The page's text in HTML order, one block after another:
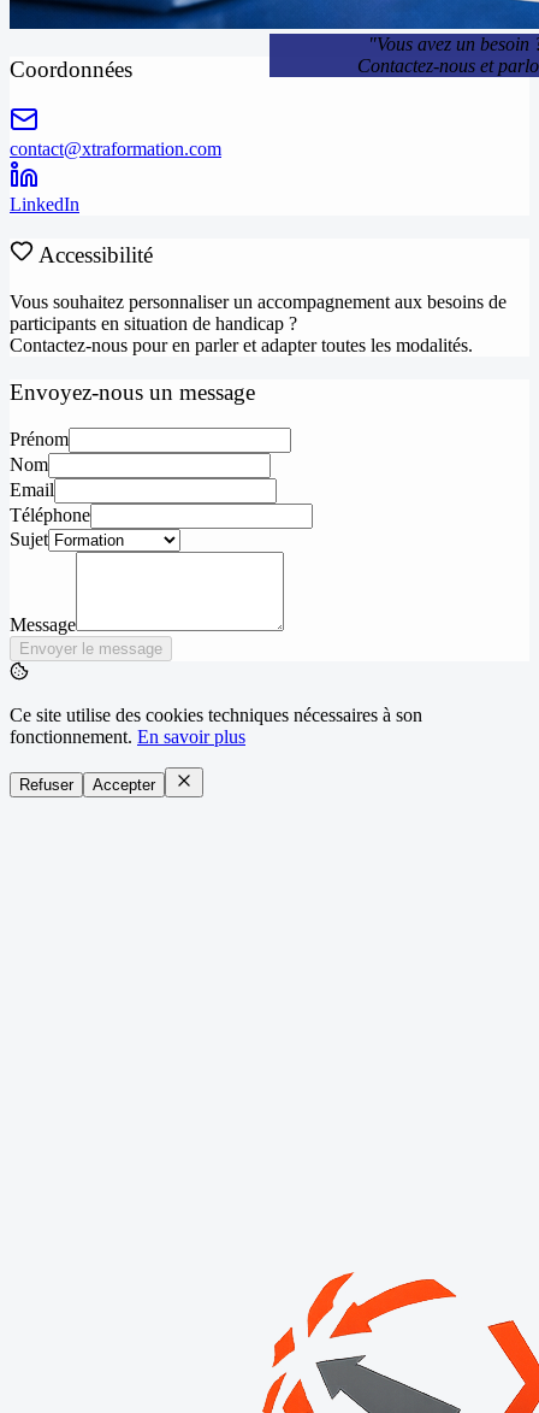
"Vous avez un besoin
Contactez-nous et
Coordonnées
contact@xtraformation.com
LinkedIn
Accessibilité
Vous souhaitez personnaliser un accompagnement aux besoins de
participants en situation de handicap ?
Contactez-nous pour en parler et adapter toutes les modalités.
Envoyez-nous un message
Prénom
Nom
Email
Téléphone
Sujet
Message
Envoyer le message
Ce site utilise des cookies techniques nécessaires à son
fonctionnement. En savoir plus
Refuser Accepter